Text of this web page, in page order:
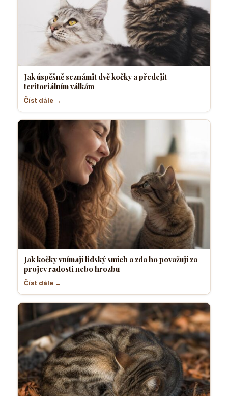
Jak úspěšně seznámit dvě kočky a předejít
teritoriálním válkám
Číst dále →
Jak kočky vnímají lidský smích a zda ho považují za
projev radosti nebo hrozbu
Číst dále →